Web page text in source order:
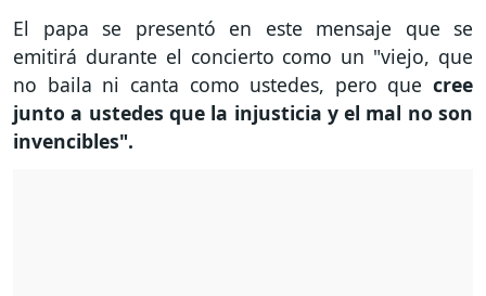
El papa se presentó en este mensaje que se
emitirá durante el concierto como un "viejo, que
no baila ni canta como ustedes, pero que cree
junto a ustedes que la injusticia y el mal no son
invencibles".